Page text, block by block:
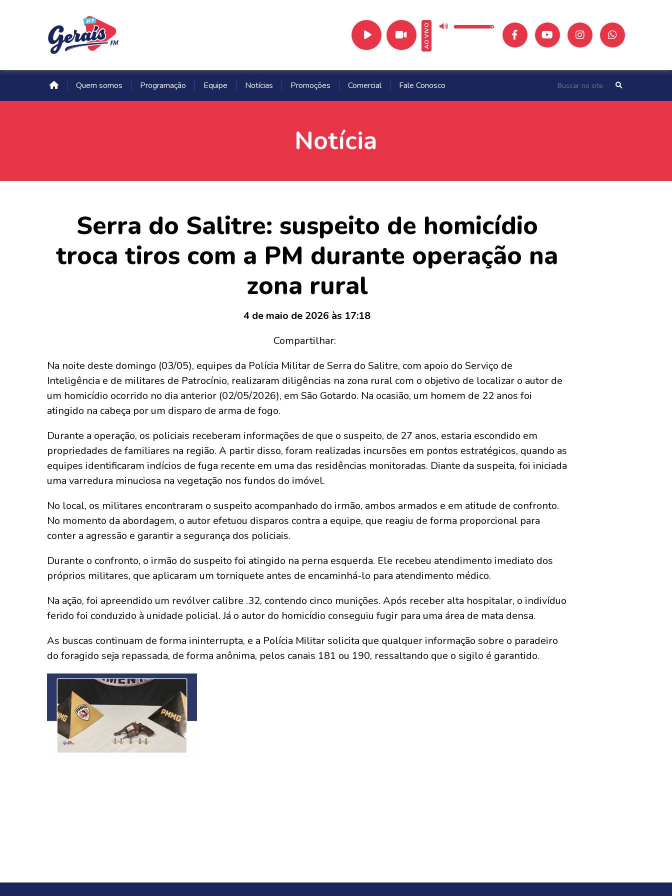
AO VIVO
Quem somos Programação Equipe Notícias Promoções Comercial Fale Conosco
Notícia
Serra do Salitre: suspeito de homicídio
troca tiros com a PM durante operação na
zona rural
4 de maio de 2026 às 17:18
Compartilhar:
Na noite deste domingo (03/05), equipes da Polícia Militar de Serra do Salitre, com apoio do Serviço de
Inteligência e de militares de Patrocínio, realizaram diligências na zona rural com o objetivo de localizar o autor de
um homicídio ocorrido no dia anterior (02/05/2026), em São Gotardo. Na ocasião, um homem de 22 anos foi
atingido na cabeça por um disparo de arma de fogo.
Durante a operação, os policiais receberam informações de que o suspeito, de 27 anos, estaria escondido em
propriedades de familiares na região. A partir disso, foram realizadas incursões em pontos estratégicos, quando as
equipes identificaram indícios de fuga recente em uma das residências monitoradas. Diante da suspeita, foi iniciada
uma varredura minuciosa na vegetação nos fundos do imóvel.
No local, os militares encontraram o suspeito acompanhado do irmão, ambos armados e em atitude de confronto.
No momento da abordagem, o autor efetuou disparos contra a equipe, que reagiu de forma proporcional para
conter a agressão e garantir a segurança dos policiais.
Durante o confronto, o irmão do suspeito foi atingido na perna esquerda. Ele recebeu atendimento imediato dos
próprios militares, que aplicaram um torniquete antes de encaminhá-lo para atendimento médico.
Na ação, foi apreendido um revólver calibre .32, contendo cinco munições. Após receber alta hospitalar, o indivíduo
ferido foi conduzido à unidade policial. Já o autor do homicídio conseguiu fugir para uma área de mata densa.
As buscas continuam de forma ininterrupta, e a Polícia Militar solicita que qualquer informação sobre o paradeiro
do foragido seja repassada, de forma anônima, pelos canais 181 ou 190, ressaltando que o sigilo é garantido.